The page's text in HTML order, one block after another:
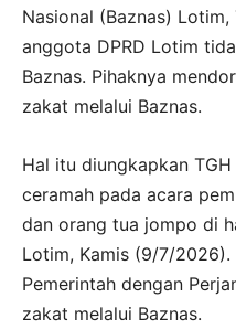
Nasional (Baznas)
anggota DPRD Lotim
Baznas. Pihaknya
zakat melalui Baznas.
Hal itu diungkapkan
ceramah pada acara
dan orang tua jompo di
Lotim, Kamis (9/7/2026).
Pemerintah dengan
zakat melalui Baznas.